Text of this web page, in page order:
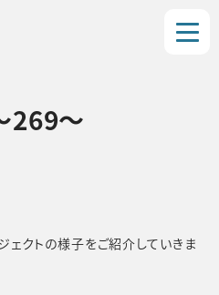
269〜
クトの様子をご紹介していきま